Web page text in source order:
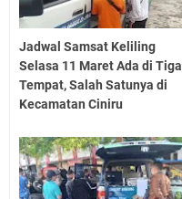
Jadwal Samsat Keliling
Selasa 11 Maret Ada di Tiga
Tempat, Salah Satunya di
Kecamatan Ciniru